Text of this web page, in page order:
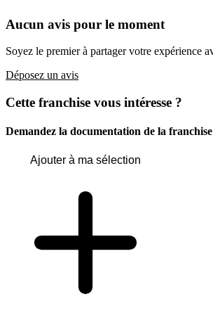
Aucun avis pour le moment
Soyez le premier à partager votre expérience
Déposez un avis
Cette franchise vous intéresse ?
Demandez la documentation de la franchise
Ajouter à ma sélection